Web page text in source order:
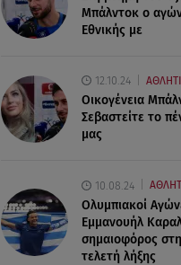
Μπάλντοκ ο
Εθνικής με
12.10.24
Οικογένεια
Σεβαστείτε το
μας
10.08.24
Ολυμπιακοί
Εμμανουήλ
σημαιοφόρος
τελετή λήξης